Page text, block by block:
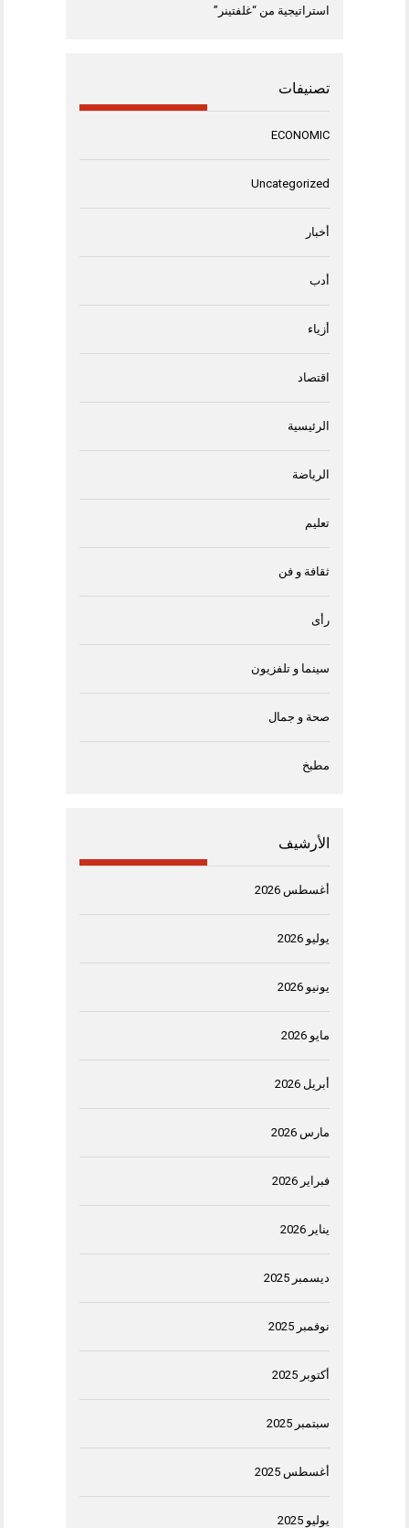
استراتيجية من “غلفتينر”
تصنيفات
ECONOMIC
Uncategorized
أخبار
أدب
أزياء
اقتصاد
الرئيسية
الرياضة
تعليم
ثقافة و فن
رأى
سينما و تلفزيون
صحة و جمال
مطبخ
الأرشيف
أغسطس 2026
يوليو 2026
يونيو 2026
مايو 2026
أبريل 2026
مارس 2026
فبراير 2026
يناير 2026
ديسمبر 2025
نوفمبر 2025
أكتوبر 2025
سبتمبر 2025
أغسطس 2025
يوليو 2025